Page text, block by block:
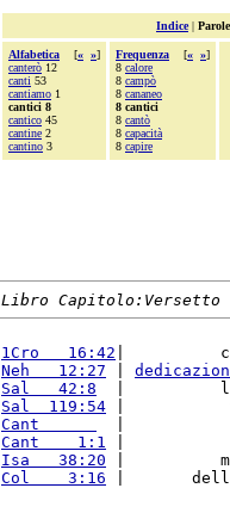
Indice| Parole
Alfabetica [« »]
canterò 12
canti 53
cantiamo 1
cantici 8
cantico 45
cantine 2
cantino 3
Frequenza [« »]
8 calore
8 campò
8 cananeo
8 cantici
8 cantò
8 capacità
8 capire
Libro Capitolo:Versetto
1Cro   16:42 |
Neh   12:27
Sal   42:8
|
Sal  119:54 |
Cant
Cant    1:1 |
Isa   38:20 |
Col    3:16 |